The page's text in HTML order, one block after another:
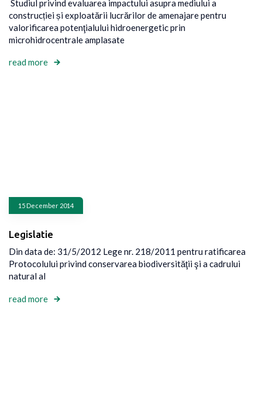
Studiul privind evaluarea impactului asupra mediului a
construcției și exploatării lucrărilor de amenajare pentru
valorificarea potenţialului hidroenergetic prin
microhidrocentrale amplasate
read more
15 December 2014
Legislatie
Din data de: 31/5/2012 Lege nr. 218/2011 pentru ratificarea
Protocolului privind conservarea biodiversităţii şi a cadrului
natural al
read more